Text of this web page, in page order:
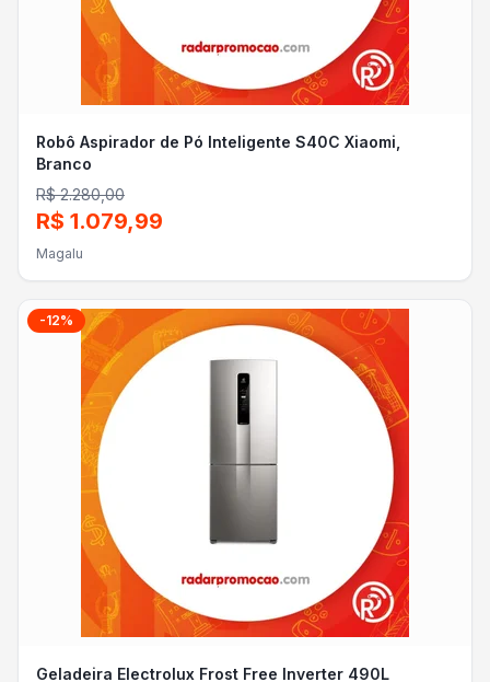
Robô Aspirador de Pó Inteligente S40C Xiaomi,
Branco
R$ 2.280,00
R$ 1.079,99
Magalu
-12%
Geladeira Electrolux Frost Free Inverter 490L